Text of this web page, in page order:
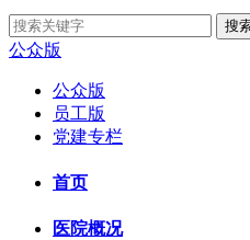
公众版
公众版
员工版
党建专栏
首页
医院概况